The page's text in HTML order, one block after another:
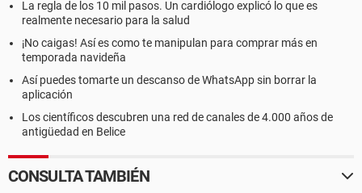
La regla de los 10 mil pasos. Un cardiólogo explicó lo que es
realmente necesario para la salud
¡No caigas! Así es como te manipulan para comprar más en
temporada navideña
Así puedes tomarte un descanso de WhatsApp sin borrar la
aplicación
Los científicos descubren una red de canales de 4.000 años de
antigüedad en Belice
CONSULTA TAMBIÉN